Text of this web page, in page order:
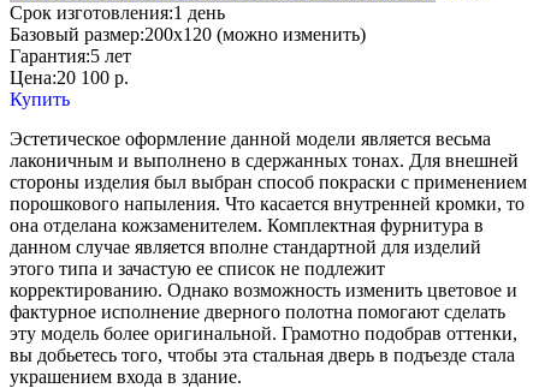
Срок изготовления:1 день
Базовый размер:200x120 (можно изменить)
Гарантия:5 лет
Цена:20 100 р.
Купить
Эстетическое оформление данной модели является весьма
лаконичным и выполнено в сдержанных тонах. Для внешней
стороны изделия был выбран способ покраски с применением
порошкового напыления. Что касается внутренней кромки, то
она отделана кожзаменителем. Комплектная фурнитура в
данном случае является вполне стандартной для изделий
этого типа и зачастую ее список не подлежит
корректированию. Однако возможность изменить цветовое и
фактурное исполнение дверного полотна помогают сделать
эту модель более оригинальной. Грамотно подобрав оттенки,
вы добьетесь того, чтобы эта стальная дверь в подъезде стала
украшением входа в здание.